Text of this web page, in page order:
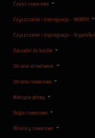
Części rowerowe
Czyszczenie i impregnacja - NIKWAX
Czyszczenie i impregnacja - OrganoTex
Saszetki do butów
Ubrania streetwear
Ubrania rowerowe
Nakrycia głowy
Gogle rowerowe
Oklulary rowerowe